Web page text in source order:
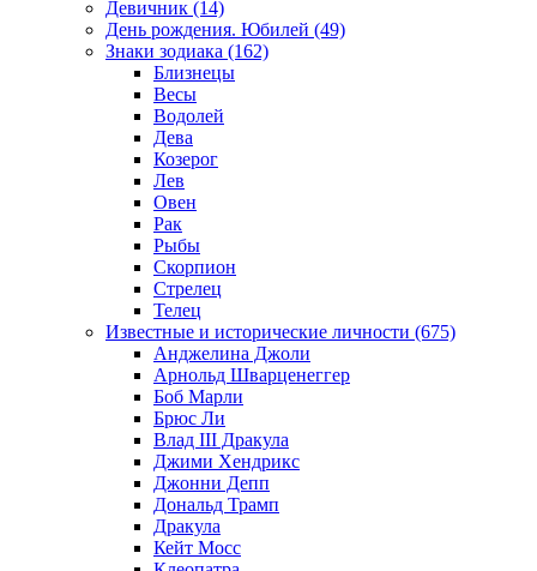
Девичник (14)
День рождения. Юбилей (49)
Знаки зодиака (162)
Близнецы
Весы
Водолей
Дева
Козерог
Лев
Овен
Рак
Рыбы
Скорпион
Стрелец
Телец
Известные и исторические личности (675)
Анджелина Джоли
Арнольд Шварценеггер
Боб Марли
Брюс Ли
Влад III Дракула
Джими Хендрикс
Джонни Депп
Дональд Трамп
Дракула
Кейт Мосс